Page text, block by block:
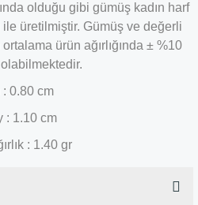
olduğu gibi gümüş kadın harf
üretilmiştir. Gümüş ve değerli
ürün ağırlığında ± %10
: 0.80 cm
: 1.10 cm
: 1.40 gr